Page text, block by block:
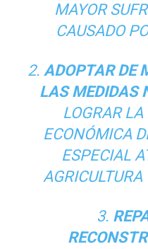
MAYOR
CAUSADO
2. ADOPTAR DE
LAS MEDIDAS
LOGRAR
ECONÓMICA
ESPECIAL
3.